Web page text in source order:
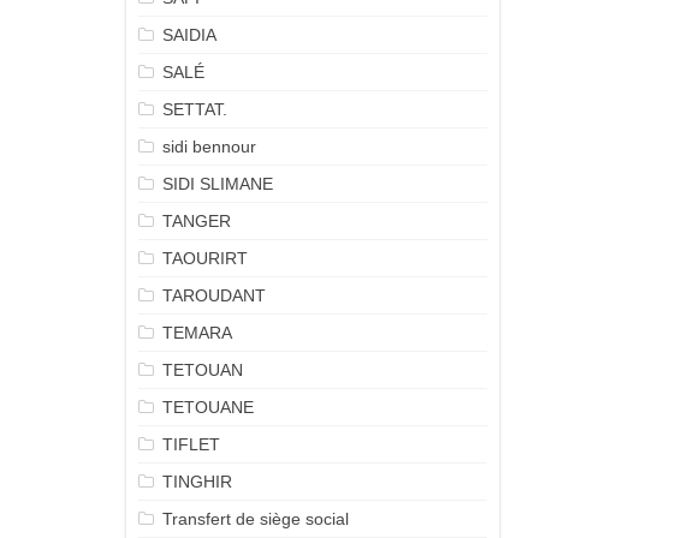
SAIDIA
SALÉ
SETTAT.
sidi bennour
SIDI SLIMANE
TANGER
TAOURIRT
TAROUDANT
TEMARA
TETOUAN
TETOUANE
TIFLET
TINGHIR
Transfert de siège social